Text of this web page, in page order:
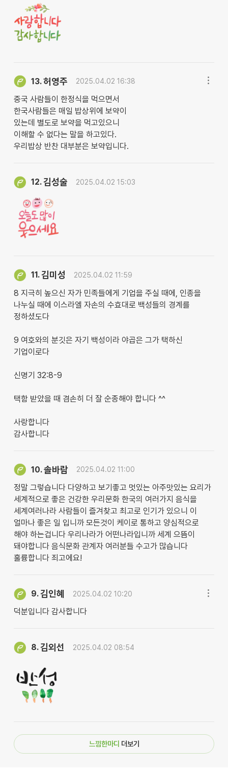
13.허영주 2025.04.02 16:38
중국 사람들이 한정식을 먹으면서
한국사람들은 매일 밥상위에 보약이
있는데 별도로 보약을 먹고있으니
이해할 수 없다는 말을 하고있다.
우리밥상 반찬 대부분은 보약입니다.
12.김성술 2025.04.02 15:03
11.김미성 2025.04.02 11:59
8 지극히 높으신 자가 민족들에게 기업을 주실 때에, 인종을
나누실 때에 이스라엘 자손의 수효대로 백성들의 경계를
정하셨도다
9 여호와의 분깃은 자기 백성이라 야곱은 그가 택하신
기업이로다
신명기 32:8-9
택함 받았을 때 겸손히 더 잘 순종해야 합니다 ^^
사랑합니다
감사합니다
10.솔바람 2025.04.02 11:00
정말 그렇습니다 다양하고 보기좋고 멋있는 아주맛있는 요리가
세계적으로 좋은 건강한 우리문화 한국의 여러가지 음식을
세계여러나라 사람들이 즐겨찾고 최고로 인기가 있으니 이
얼마나 좋은 일 입니까 모든것이 케이로 통하고 양심적으로
해야 하는겁니다 우리나라가 어떤나라입니까 세계 으뜸이
돼야합니다 음식문화 관계자 여러분들 수고가 많습니다
훌륭합니다 죄고에요!
9.김인혜 2025.04.02 10:20
덕분입니다 감사합니다
8.김외선 2025.04.02 08:54
느낌한마디 더보기